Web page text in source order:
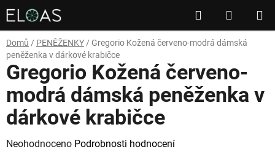
Přejít
na
obsah
Hledat
KOŠÍK
Domů / PENĚŽENKY / Gregorio Kožená červeno-modrá dámská
peněženka v dárkové krabičce
Gregorio Kožená červeno-
modrá dámská peněženka v
dárkové krabičce
Průměrné
Neohodnoceno Podrobnosti hodnocení